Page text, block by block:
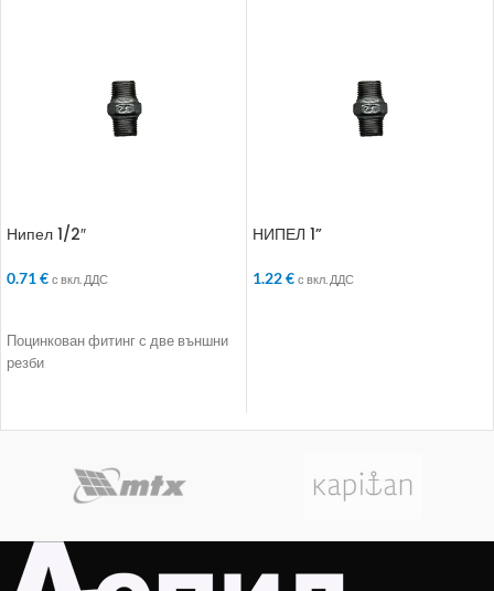
Нипел 1/2″
0.71€ с вкл. ДДС
Поцинкован фитинг с две външни
резби
НИПЕЛ 1”
1.22€ с вкл. ДДС